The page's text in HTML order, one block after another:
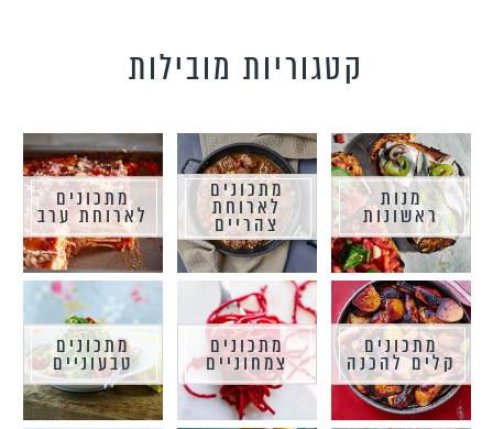
קטגוריות מובילות
מנות
ראשונות
מתכונים
לארוחת
צהריים
מתכונים
לארוחת ערב
מתכונים
קלים להכנה
מתכונים
צמחוניים
מתכונים
טבעוניים